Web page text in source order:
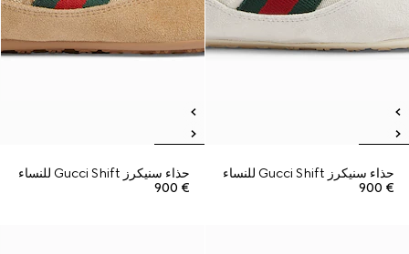
حذاء سنيكرز Gucci Shift للنساء
€ 900
حذاء سنيكرز Gucci Shift للنساء
€ 900